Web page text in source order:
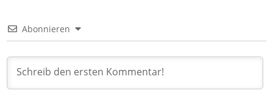
Abonnieren